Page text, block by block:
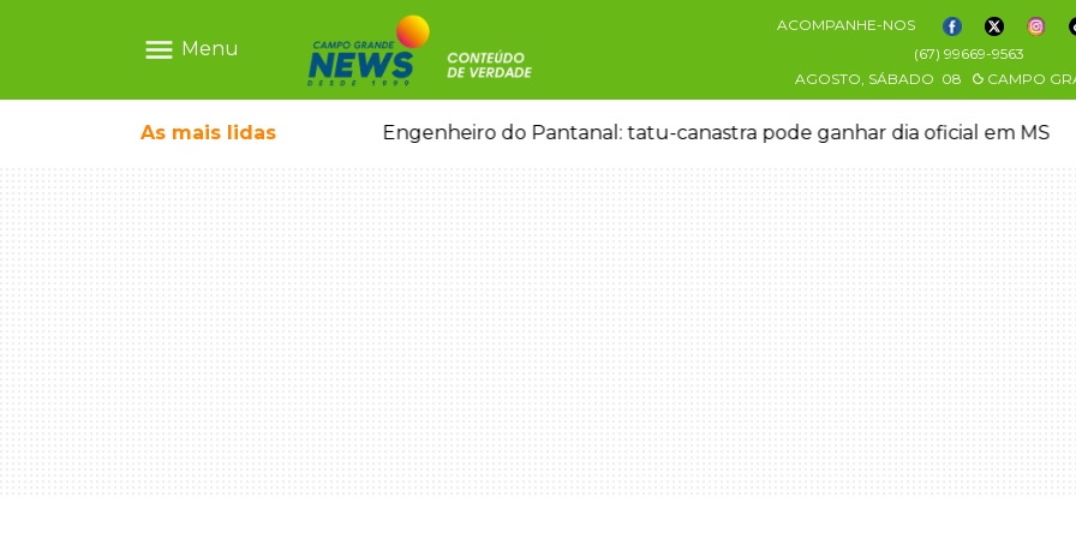
menu Menu
ACOMPANHE-NOS
(67) 99669-9563
AGOSTO, SÁBADO 08 CAMPO
As mais lidas
de mulher dentro do quarto Engenheiro do Pantanal: tatu-canastra pode ganhar dia oficial em MS